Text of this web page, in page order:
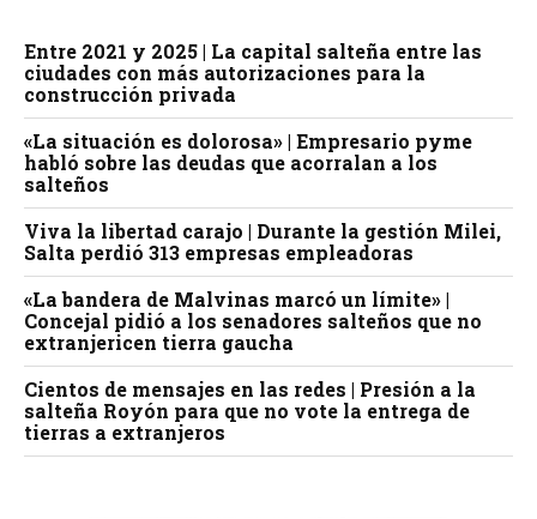
Entre 2021 y 2025 | La capital salteña entre las
ciudades con más autorizaciones para la
construcción privada
«La situación es dolorosa» | Empresario pyme
habló sobre las deudas que acorralan a los
salteños
Viva la libertad carajo | Durante la gestión Milei,
Salta perdió 313 empresas empleadoras
«La bandera de Malvinas marcó un límite» |
Concejal pidió a los senadores salteños que no
extranjericen tierra gaucha
Cientos de mensajes en las redes | Presión a la
salteña Royón para que no vote la entrega de
tierras a extranjeros